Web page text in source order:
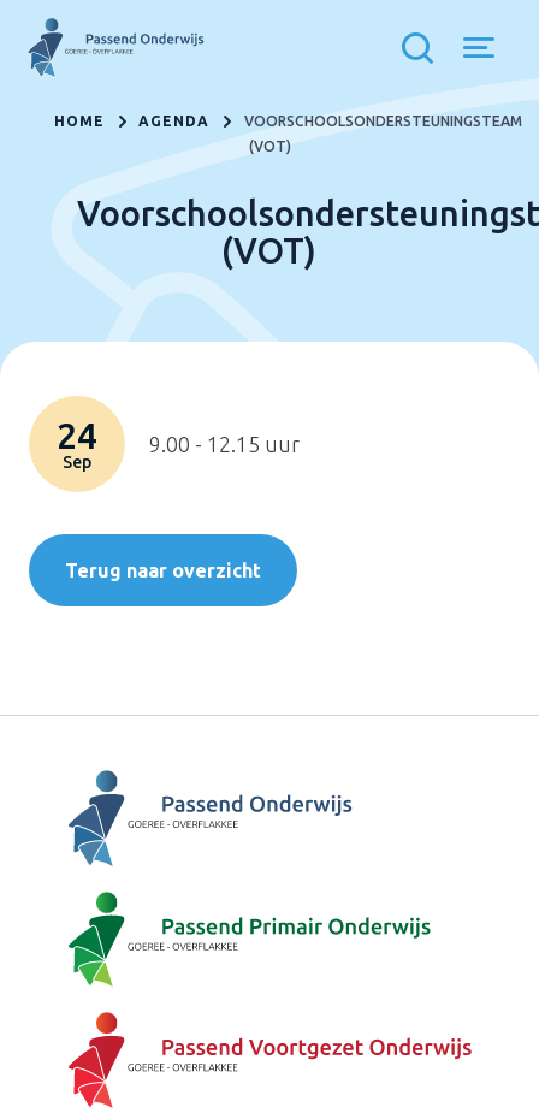
HOME AGENDA
VOORSCHOOLSONDERSTEUNINGSTEAM
(VOT)
(VOT)
24
Sep
9.00 - 12.15 uur
Terug naar overzicht